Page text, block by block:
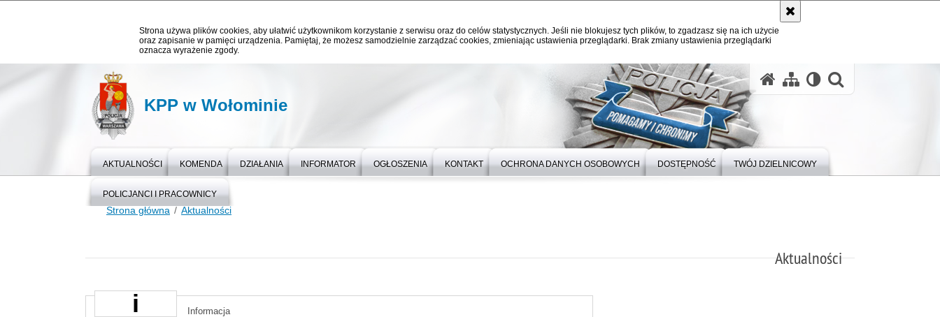
Strona używa plików cookies, aby ułatwić użytkownikom korzystanie z serwisu oraz do celów statystycznych. Jeśli nie blokujesz tych plików, to zgadzasz się na ich użycie
oraz zapisanie w pamięci urządzenia. Pamiętaj, że możesz samodzielnie zarządzać cookies, zmieniając ustawienia przeglądarki. Brak zmiany ustawienia przeglądarki
oznacza wyrażenie zgody.
KPP w Wołominie
AKTUALNOŚCI KOMENDA DZIAŁANIA INFORMATOR OGŁOSZENIA KONTAKT OCHRONA DANYCH OSOBOWYCH DOSTĘPNOŚĆ TWÓJ DZIELNICOWY
POLICJANCI I PRACOWNICY
Strona główna Aktualności
Aktualności
Informacja